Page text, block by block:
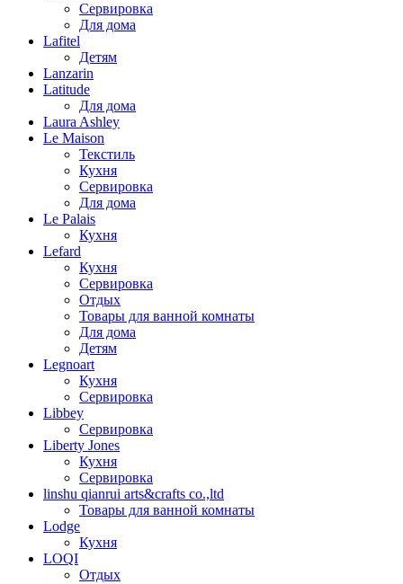
Сервировка
Для дома
Lafitel
Детям
Lanzarin
Latitude
Для дома
Laura Ashley
Le Maison
Текстиль
Кухня
Сервировка
Для дома
Le Palais
Кухня
Lefard
Кухня
Сервировка
Отдых
Товары для ванной комнаты
Для дома
Детям
Legnoart
Кухня
Сервировка
Libbey
Сервировка
Liberty Jones
Кухня
Сервировка
linshu qianrui arts&crafts co.,ltd
Товары для ванной комнаты
Lodge
Кухня
LOQI
Отдых